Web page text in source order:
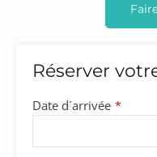
Réserver
Website
URL *
Date d´arrivée *